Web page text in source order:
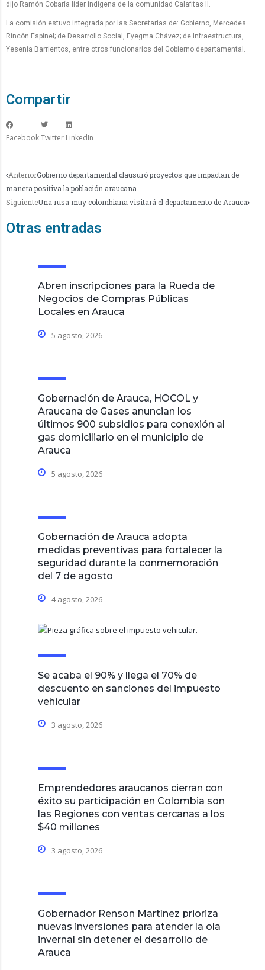
dijo Ramón Cobaría líder indígena de la comunidad Calafitas II.
La comisión estuvo integrada por las Secretarias de: Gobierno, Mercedes
Rincón Espinel; de Desarrollo Social, Eyegma Chávez; de Infraestructura,
Yesenia Barrientos, entre otros funcionarios del Gobierno departamental.
Compartir
FacebookTwitter LinkedIn
AnteriorGobierno departamental clausuró proyectos que impactan de
manera positiva la población araucana
SiguienteUna rusa muy colombiana visitará el departamento de Arauca
Otras entradas
Abren inscripciones para la Rueda de
Negocios de Compras Públicas
Locales en Arauca
5 agosto, 2026
Gobernación de Arauca, HOCOL y
Araucana de Gases anuncian los
últimos 900 subsidios para conexión al
gas domiciliario en el municipio de
Arauca
5 agosto, 2026
Gobernación de Arauca adopta
medidas preventivas para fortalecer la
seguridad durante la conmemoración
del 7 de agosto
4 agosto, 2026
Se acaba el 90% y llega el 70% de
descuento en sanciones del impuesto
vehicular
3 agosto, 2026
Emprendedores araucanos cierran con
éxito su participación en Colombia son
las Regiones con ventas cercanas a los
$40 millones
3 agosto, 2026
Gobernador Renson Martínez prioriza
nuevas inversiones para atender la ola
invernal sin detener el desarrollo de
Arauca